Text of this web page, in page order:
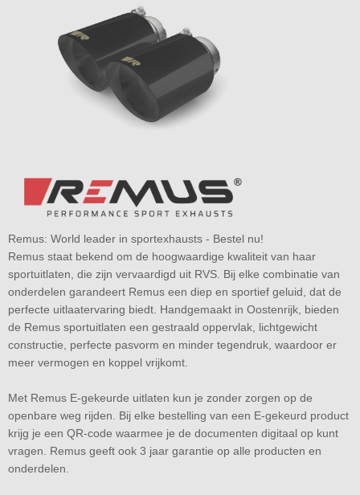
Remus: World leader in sportexhausts - Bestel nu!
Remus staat bekend om de hoogwaardige kwaliteit van haar
sportuitlaten, die zijn vervaardigd uit RVS. Bij elke combinatie van
onderdelen garandeert Remus een diep en sportief geluid, dat de
perfecte uitlaatervaring biedt. Handgemaakt in Oostenrijk, bieden
de Remus sportuitlaten een gestraald oppervlak, lichtgewicht
constructie, perfecte pasvorm en minder tegendruk, waardoor er
meer vermogen en koppel vrijkomt.
Met Remus E-gekeurde uitlaten kun je zonder zorgen op de
openbare weg rijden. Bij elke bestelling van een E-gekeurd product
krijg je een QR-code waarmee je de documenten digitaal op kunt
vragen. Remus geeft ook 3 jaar garantie op alle producten en
onderdelen.